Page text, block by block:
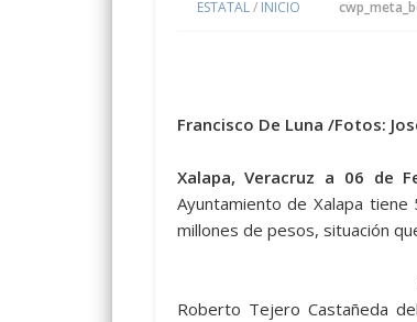
ESTATAL/ INICIO
Francisco De Luna /Fotos:
Xalapa, Veracruz a 06 de
Ayuntamiento de Xalapa
millones de pesos, situación
Roberto Tejero Castañeda